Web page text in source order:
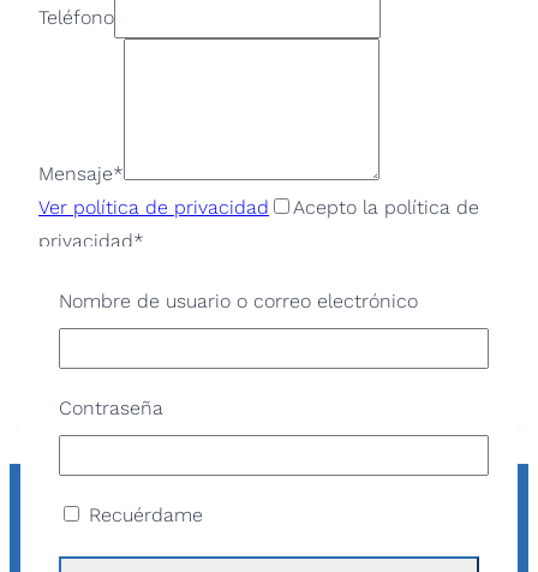
Teléfono
Mensaje*
Ver política de privacidad
Acepto la política de
privacidad*
Nombre de usuario o correo electrónico
Contraseña
Recuérdame